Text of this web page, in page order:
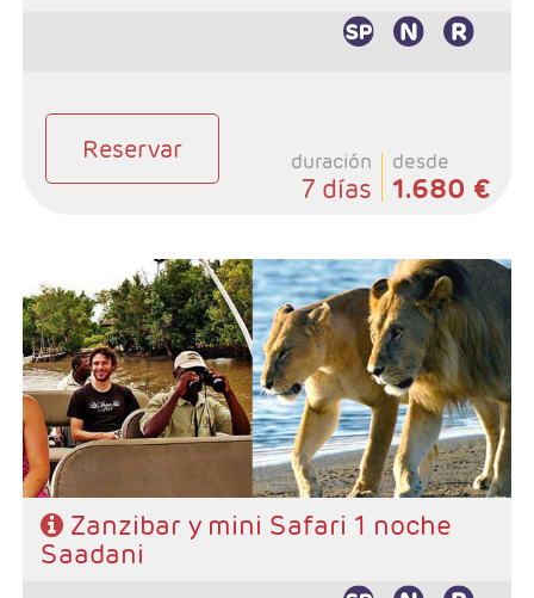
Reservar duración
7 días
desde
1.680 €
- Salidas: Diarias
- Ruta: Stone Town 1 noche, Sadani 1 noche y playas de
Zanzibar 3 noches (ampliables)
- Categoría hotelera: A elección del cliente
- Régimen: Pensión completa en safari y de libre
elección en Zanzibar
Zanzibar y mini Safari 1 noche
Saadani